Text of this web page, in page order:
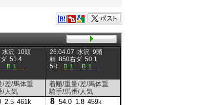
水沢 10頭
51.4
Ｂ１
26.04.07 水沢 9頭
稍 850右ダ 50.1
5R
Ｂ１ Ｂ１
/差/馬体重
/人気
着順/重量/差/馬体重
騎手/馬番/人気
2.5 461k
8 54.0 1.8 459k